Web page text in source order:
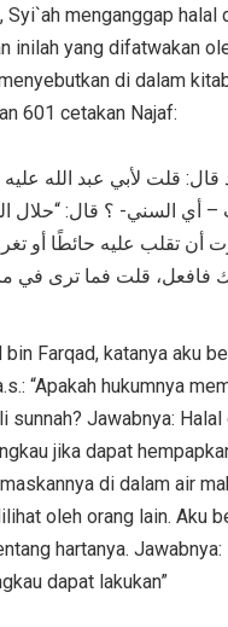
Syi`ah menganggap halal
inilah yang difatwakan
di dalam
601 cetakan Najaf:
قلت لأبي عبد الله عليه
أي السني- ؟ قال: “حلال
أن تقلب عليه حائطًا أو
فافعل، قلت فما ترى في
bin Farqad, katanya aku
“Apakah hukumnya
sunnah? Jawabnya:
jika dapat
di dalam air
oleh orang lain. Aku
hartanya.
dapat lakukan”